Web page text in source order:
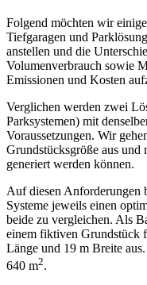
Folgend möchten wir
Tiefgaragen und
anstellen und die
Volumenverbrauch sowie
Emissionen und Kosten
Verglichen werden zwei
Parksystemen) mit
Voraussetzungen. Wir
Grundstücksgröße aus und
generiert werden können.
Auf diesen Anforderungen
Systeme jeweils einen
beide zu vergleichen. Als
einem fiktiven Grundstück
Länge und 19 m Breite
640 m2.